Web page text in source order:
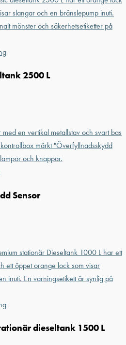
2500 L
Sensor
dieseltank 1500 L